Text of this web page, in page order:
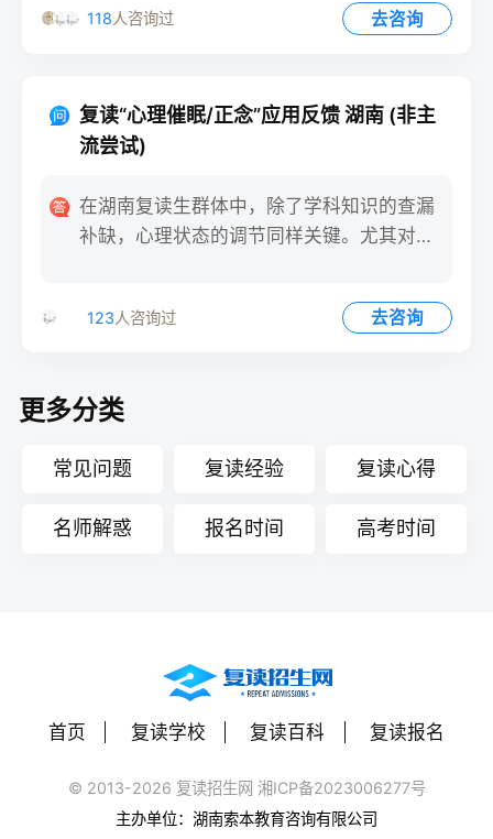
118人咨询过 去咨询
复读“心理催眠/正念”应用反馈 湖南 (非主
流尝试)
在湖南复读生群体中，除了学科知识的查漏
补缺，心理状态的调节同样关键。尤其对于
123人咨询过 去咨询
更多分类
常见问题 复读经验 复读心得
名师解惑 报名时间 高考时间
首页 复读学校 复读百科 复读报名
© 2013-2026 复读招生网 湘ICP备2023006277号
主办单位：湖南索本教育咨询有限公司